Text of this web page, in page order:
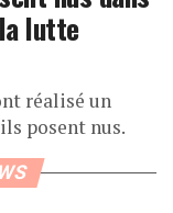
lutte
réalisé un
posent nus.